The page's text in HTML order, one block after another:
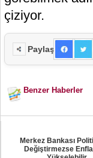
çiziyor.
Paylaş
Benzer Haberler
Merkez Bankası
Değiştirmezse